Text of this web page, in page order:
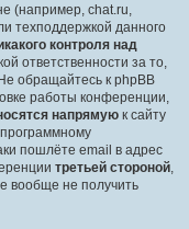
(например, chat.ru,
техподдержкой данного
контроля над
ответственности за то,
обращайтесь к phpBB
работы конференции,
напрямую к сайту
пошлёте email в адрес
третьей стороной,
вообще не получить